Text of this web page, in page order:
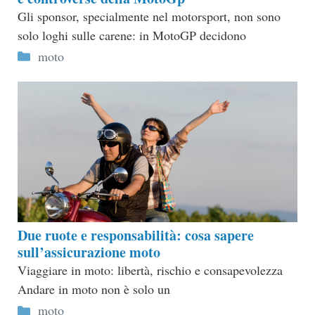
Gli sponsor, specialmente nel motorsport, non sono
solo loghi sulle carene: in MotoGP decidono
Categorie
moto
Due ruote e responsabilità: cosa sapere
sull’assicurazione moto
Viaggiare in moto: libertà, rischio e consapevolezza
Andare in moto non è solo un
Categorie
moto